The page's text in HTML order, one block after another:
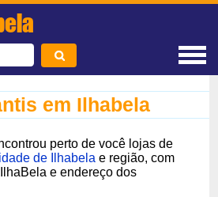
em Ilhabela
perto de você lojas de
de Ilhabela e região, com
e endereço dos